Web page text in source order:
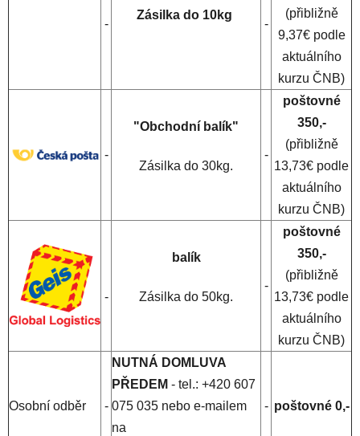
-
Zásilka do 10kg
-
(přibližně
9,37€ podle
aktuálního
kurzu ČNB)
-
"Obchodní balík"
Zásilka do 30kg.
-
poštovné
350,-
(přibližně
13,73€ podle
aktuálního
kurzu ČNB)
-
balík
Zásilka do 50kg.
-
poštovné
350,-
(přibližně
13,73€ podle
aktuálního
kurzu ČNB)
Osobní odběr -
NUTNÁ DOMLUVA
PŘEDEM - tel.: +420 607
075 035 nebo e-mailem
na
- poštovné 0,-